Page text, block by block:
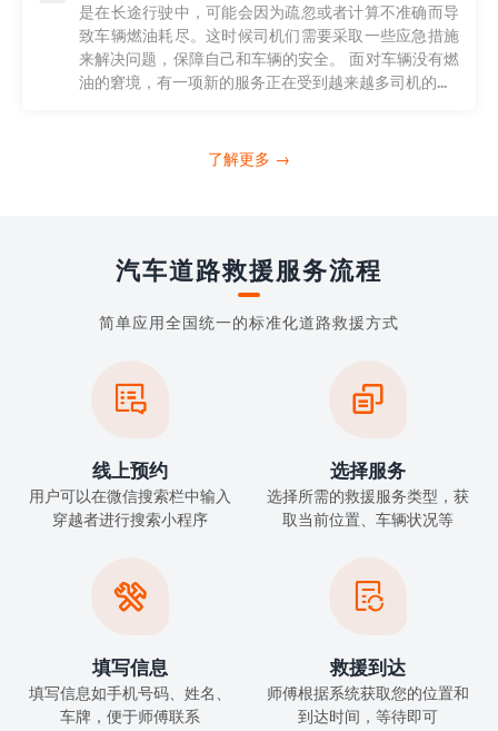
是在长途行驶中，可能会因为疏忽或者计算不准确而导
致车辆燃油耗尽。这时候司机们需要采取一些应急措施
来解决问题，保障自己和车辆的安全。 面对车辆没有燃
油的窘境，有一项新的服务正在受到越来越多司机的...
了解更多 →
汽车道路救援服务流程
简单应用全国统一的标准化道路救援方式

线上预约
用户可以在微信搜索栏中输入
穿越者进行搜索小程序

选择服务
选择所需的救援服务类型，获
取当前位置、车辆状况等

填写信息
填写信息如手机号码、姓名、
车牌，便于师傅联系

救援到达
师傅根据系统获取您的位置和
到达时间，等待即可